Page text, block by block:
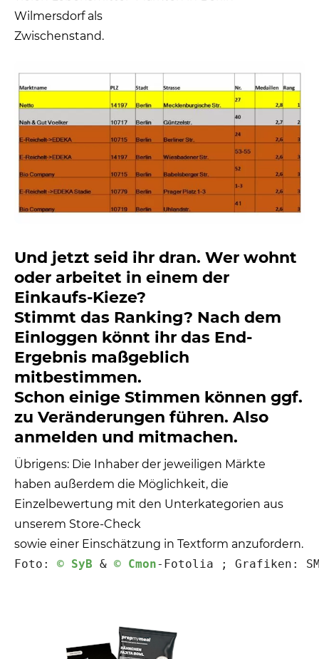
Wilmersdorf als
Zwischenstand.
Und jetzt seid ihr dran. Wer wohnt
oder arbeitet in einem der
Einkaufs-Kieze?
Stimmt das Ranking? Nach dem
Einloggen könnt ihr das End-
Ergebnis maßgeblich
mitbestimmen.
Schon einige Stimmen können ggf.
zu Veränderungen führen. Also
anmelden und mitmachen.
Übrigens: Die Inhaber der jeweiligen Märkte
haben außerdem die Möglichkeit, die
Einzelbewertung mit den Unterkategorien aus
unserem Store-Check
sowie einer Einschätzung in Textform anzufordern.
Foto: © SyB & © Cmon-Fotolia ; Grafiken: